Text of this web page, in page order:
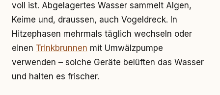
voll ist. Abgelagertes Wasser sammelt Algen,
Keime und, draussen, auch Vogeldreck. In
Hitzephasen mehrmals täglich wechseln oder
einen Trinkbrunnen mit Umwälzpumpe
verwenden – solche Geräte belüften das Wasser
und halten es frischer.